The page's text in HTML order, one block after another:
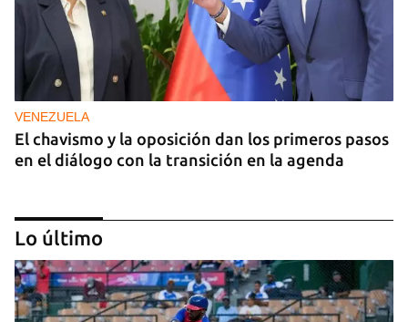
VENEZUELA
El chavismo y la oposición dan los primeros pasos
en el diálogo con la transición en la agenda
Lo último